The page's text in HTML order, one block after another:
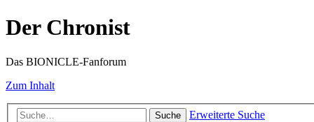
Der Chronist
Das BIONICLE-Fanforum
Zum Inhalt
Suche Erweiterte Suche